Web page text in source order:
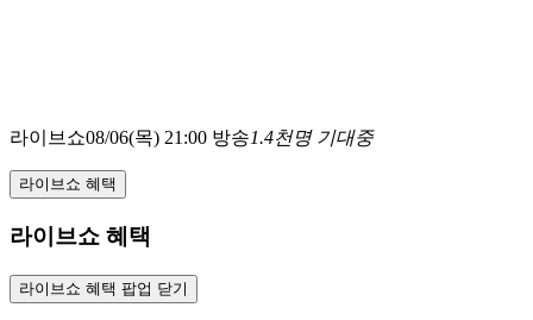
라이브쇼08/06(목) 21:00 방송1.4천명 기대중
라이브쇼 혜택
라이브쇼 혜택
라이브쇼 혜택 팝업 닫기